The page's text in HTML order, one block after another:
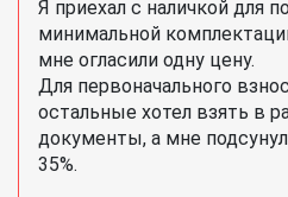
Я приехал с наличкой для
минимальной
мне огласили одну цену.
Для первоначального
остальные хотел взять в
документы, а мне
35%.